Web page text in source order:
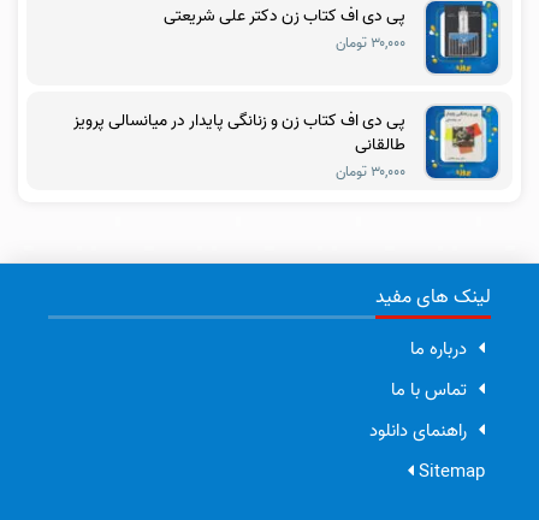
پی دی اف کتاب زن دکتر علی شریعتی
۳۰,۰۰۰ تومان
پی دی اف کتاب زن و زنانگی پایدار در میانسالی پرویز
طالقانی
۳۰,۰۰۰ تومان
لینک های مفید
درباره ما
تماس با ما
راهنمای دانلود
Sitemap